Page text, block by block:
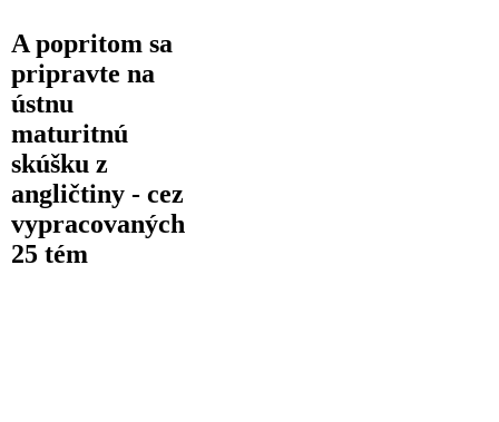
A popritom sa
pripravte na
ústnu
maturitnú
skúšku z
angličtiny - cez
vypracovaných
25 tém